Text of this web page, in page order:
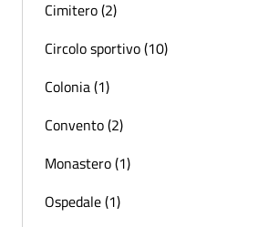
Cimitero (2)
Circolo sportivo (10)
Colonia (1)
Convento (2)
Monastero (1)
Ospedale (1)